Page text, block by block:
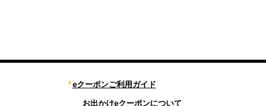
eクーポンご利用ガイド
お出かけeクーポンについて